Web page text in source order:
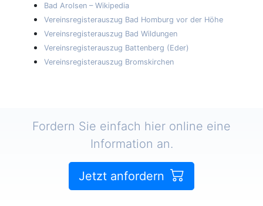
Bad Arolsen – Wikipedia
Vereinsregisterauszug Bad Homburg vor der Höhe
Vereinsregisterauszug Bad Wildungen
Vereinsregisterauszug Battenberg (Eder)
Vereinsregisterauszug Bromskirchen
Fordern Sie einfach hier online eine
Information an.
Jetzt anfordern